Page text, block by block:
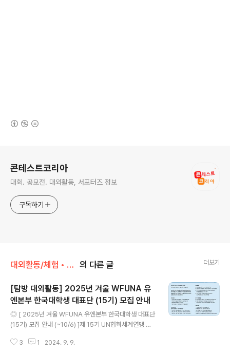
콘테스트코리아
대회. 공모전. 대외활동, 서포터즈 정보
구독하기
대외활동/체험 • 탐방 • 봉사 • 동아리 의 다른 글 더보기
[탐방 대외활동] 2025년 겨울 WFUNA 유
엔본부 한국대학생 대표단 (15기) 모집 안내
◎ [ 2025년 겨울 WFUNA 유엔본부 한국대학생 대표단
(15기) 모집 안내 (~10/6) ]제 15기 UN협회세계연맹 유
at the UN: Korea (CLUN) 2025년 1월 뉴욕 유엔본부
3 1 2024. 9. 9.